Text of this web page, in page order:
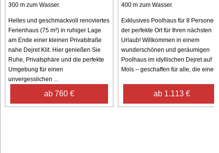
300 m zum Wasser.
Helles und geschmackvoll renoviertes
Ferienhaus (75 m²) in ruhiger Lage
am Ende einer kleinen Privatstraße
nahe Dejret Klit. Hier genießen Sie
Ruhe, Privatsphäre und die perfekte
Umgebung für einen
unvergesslichen ...
ab 760 €
400 m zum Wasser.
Exklusives Poolhaus für 8 Personen
der perfekte Ort für Ihren nächsten
Urlaub! Willkommen in einem
wunderschönen und geräumigen
Poolhaus im idyllischen Dejret auf
Mols – geschaffen für alle, die einen
ab 1.113 €